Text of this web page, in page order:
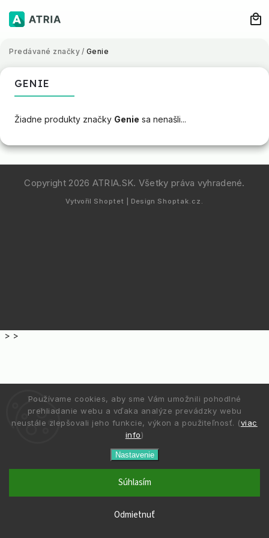
Používame cookies, aby sme Vám umožnili pohodlné
prehliadanie webu a vďaka analýze prevádzky webu
neustále zlepšovali jeho funkcie, výkon a použiteľnosť. (viac
info)
Nastavenie
Odmietnuť
Súhlasím
Predávané značky / Genie
GENIE
Žiadne produkty značky Genie sa nenašli...
Copyright 2026 ATRIA.SK. Všetky práva vyhradené.
Vytvořil Shoptet | Design Shoptak.cz.
> >